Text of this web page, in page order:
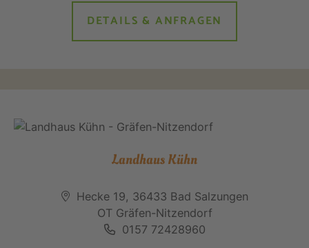
DETAILS & ANFRAGEN
Landhaus Kühn
Hecke 19, 36433 Bad Salzungen
OT Gräfen-Nitzendorf
0157 72428960